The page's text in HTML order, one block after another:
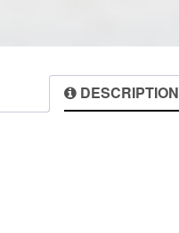
DESCRIPTION